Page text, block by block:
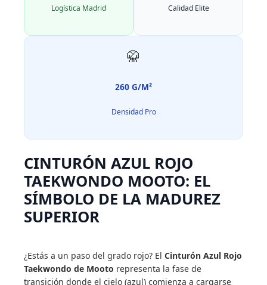
Logística Madrid Calidad Elite
🥋
260 G/M²
Densidad Pro
CINTURÓN AZUL ROJO
TAEKWONDO MOOTO: EL
SÍMBOLO DE LA MADUREZ
SUPERIOR
¿Estás a un paso del grado rojo? El Cinturón Azul Rojo
Taekwondo de Mooto representa la fase de
transición donde el cielo (azul) comienza a cargarse